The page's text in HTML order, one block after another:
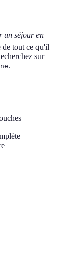
un séjour en
de tout ce qu'il
sur
.